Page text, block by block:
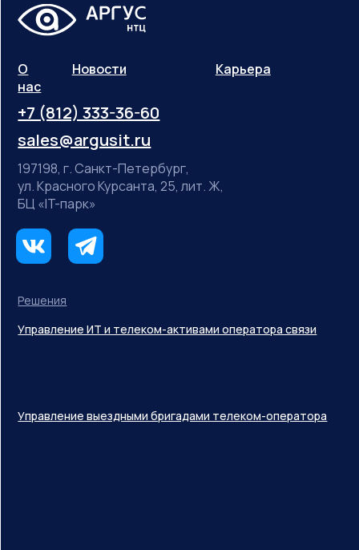
Решения
Управление ИТ и телеком-активами оператора связи
О
нас
+7 (812) 333-36-60
sales@argusit.ru
Новости Карьера
197198, г. Санкт-Петербург,
ул. Красного Курсанта, 25, лит. Ж,
БЦ «IT-парк»
Управление выездными бригадами телеком-оператора